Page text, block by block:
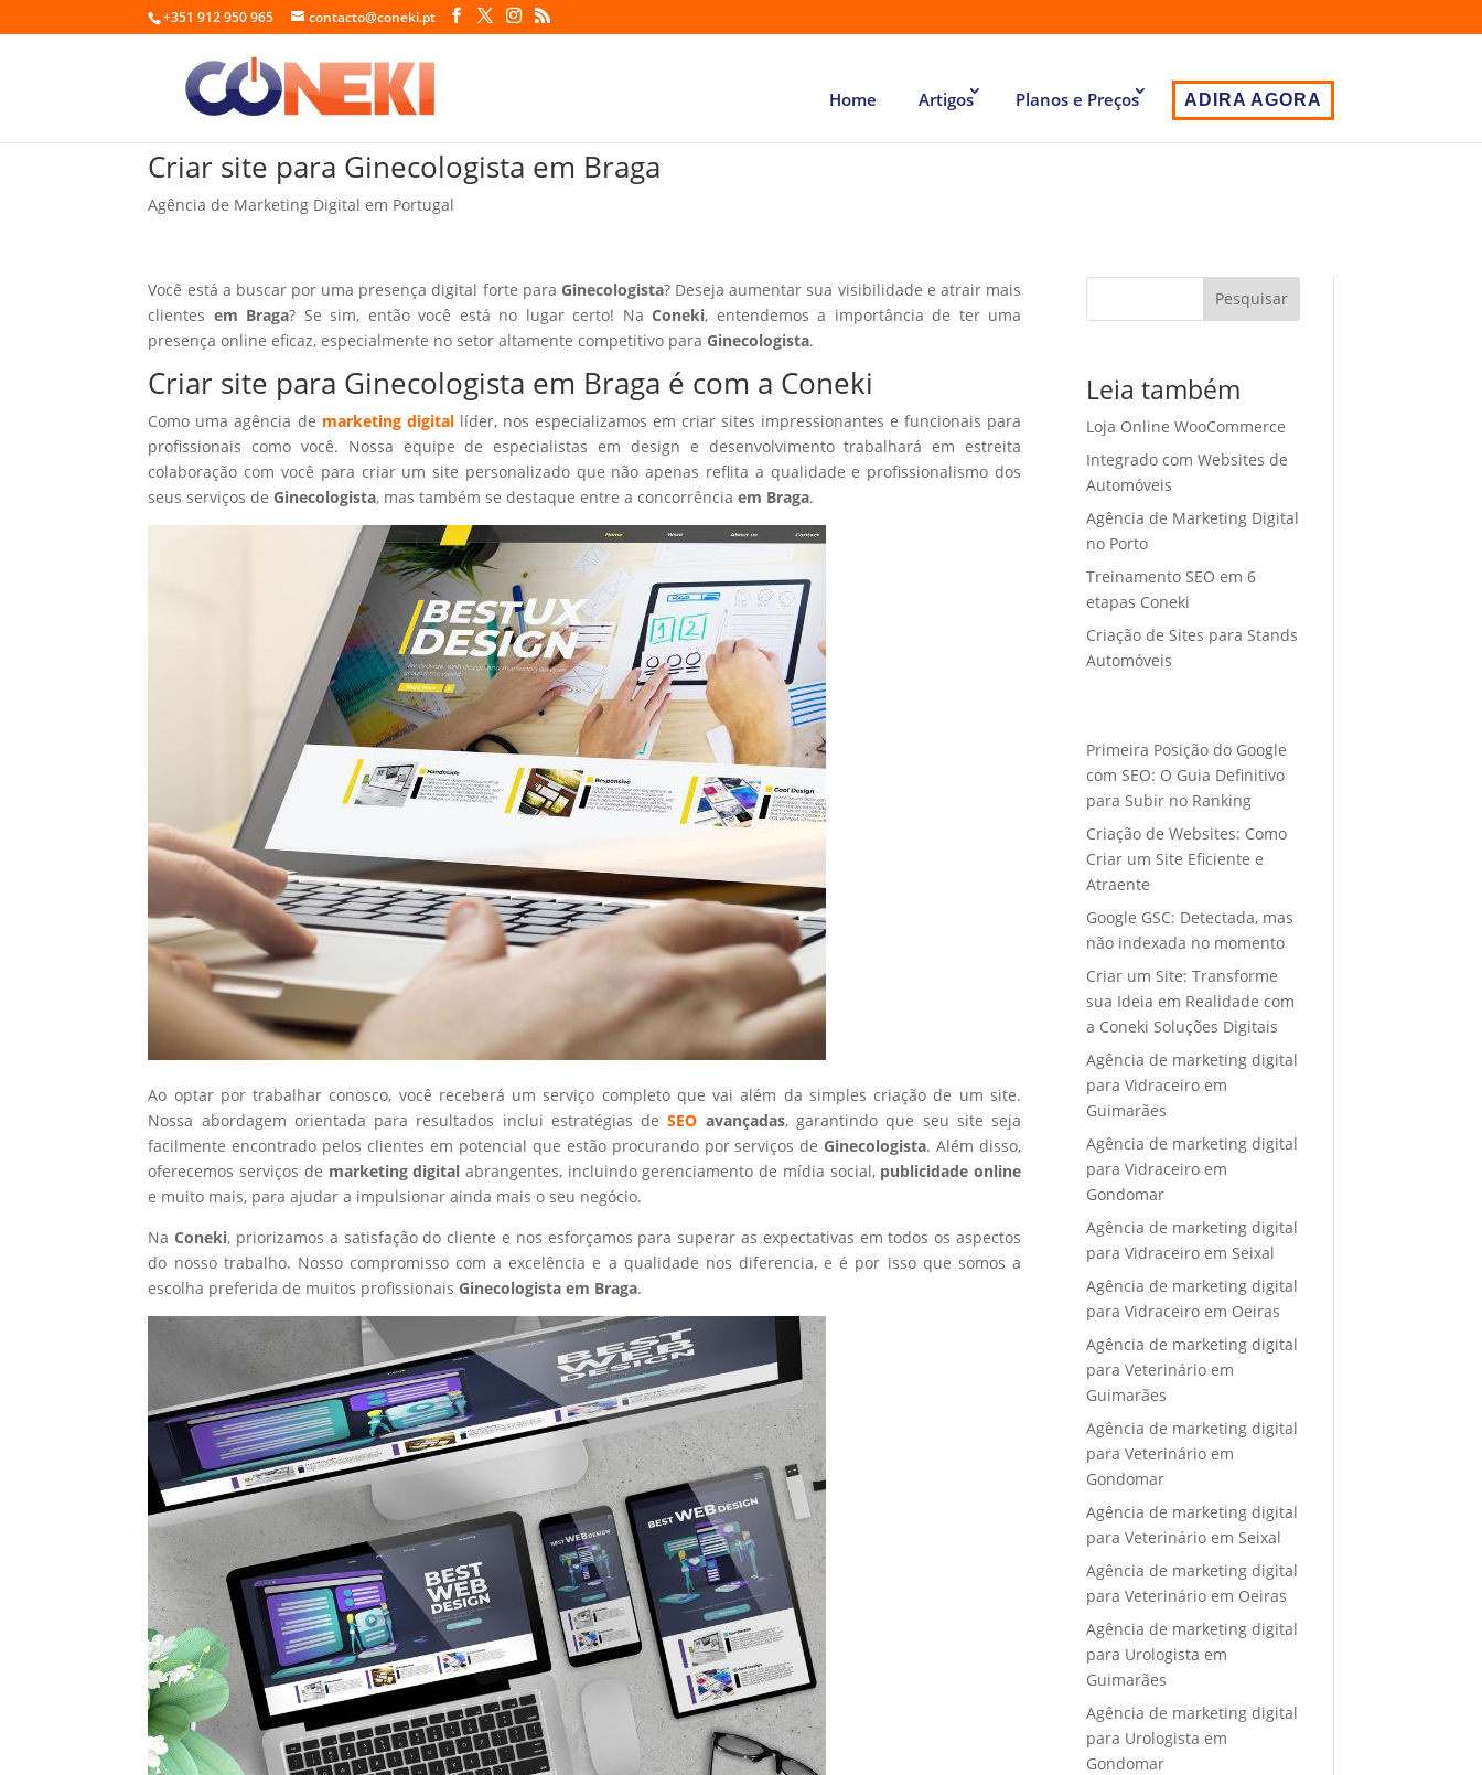
+351 912 950 965 contacto@coneki.pt
Home Artigos Planos e Preços ADIRA AGORA
Criar site para Ginecologista em Braga
Agência de Marketing Digital em Portugal
Você está a buscar por uma presença digital forte para Ginecologista? Deseja aumentar sua visibilidade e atrair mais
clientes em Braga? Se sim, então você está no lugar certo! NaConeki, entendemos a importância de ter uma
presença online eficaz, especialmente no setor altamente competitivo paraGinecologista.
Criar site para Ginecologista em Braga é com a Coneki
Como uma agência de marketing digitallíder, nos especializamos em criar sites impressionantes e funcionais para
profissionais como você. Nossa equipe de especialistas em design e desenvolvimento trabalhará em estreita
colaboração com você para criar um site personalizado que não apenas reflita a qualidade e profissionalismo dos
seus serviços deGinecologista, mas também se destaque entre a concorrênciaem Braga.
Ao optar por trabalhar conosco, você receberá um serviço completo que vai além da simples criação de um site.
Nossa abordagem orientada para resultados inclui estratégias deSEO avançadas, garantindo que seu site seja
facilmente encontrado pelos clientes em potencial que estão procurando por serviços deGinecologista. Além disso,
oferecemos serviços de marketing digital abrangentes, incluindo gerenciamento de mídia social, publicidade online
e muito mais, para ajudar a impulsionar ainda mais o seu negócio.
NaConeki, priorizamos a satisfação do cliente e nos esforçamos para superar as expectativas em todos os aspectos
do nosso trabalho. Nosso compromisso com a excelência e a qualidade nos diferencia, e é por isso que somos a
escolha preferida de muitos profissionaisGinecologista em Braga.
Pesquisar
Leia também
Loja Online WooCommerce
Integrado com Websites de
Automóveis
Agência de Marketing Digital
no Porto
Treinamento SEO em 6
etapas Coneki
Criação de Sites para Stands
Automóveis
Primeira Posição do Google
com SEO: O Guia Definitivo
para Subir no Ranking
Criação de Websites: Como
Criar um Site Eficiente e
Atraente
Google GSC: Detectada, mas
não indexada no momento
Criar um Site: Transforme
sua Ideia em Realidade com
a Coneki Soluções Digitais
Agência de marketing digital
para Vidraceiro em
Guimarães
Agência de marketing digital
para Vidraceiro em
Gondomar
Agência de marketing digital
para Vidraceiro em Seixal
Agência de marketing digital
para Vidraceiro em Oeiras
Agência de marketing digital
para Veterinário em
Guimarães
Agência de marketing digital
para Veterinário em
Gondomar
Agência de marketing digital
para Veterinário em Seixal
Agência de marketing digital
para Veterinário em Oeiras
Agência de marketing digital
para Urologista em
Guimarães
Agência de marketing digital
para Urologista em
Gondomar